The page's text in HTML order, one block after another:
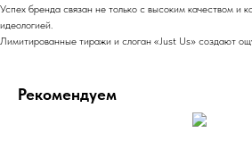
Успех бренда связан не только с высоким качеством и
идеологией.
Лимитированные тиражи и слоган «Just Us» создают
Рекомендуем